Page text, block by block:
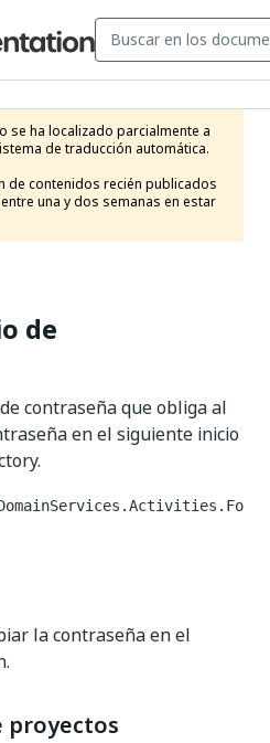
se ha localizado parcialmente a
de traducción automática.
de contenidos recién publicados
una y dos semanas en estar
de
contraseña que obliga al
en el siguiente inicio
la contraseña en el
proyectos